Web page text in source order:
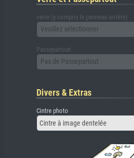
verre (y compris le panneau arrière)
Veuillez sélectionner
Passepartout
Pas de Passepartout
Divers & Extras
Cintre photo
Cintre à image dentelée